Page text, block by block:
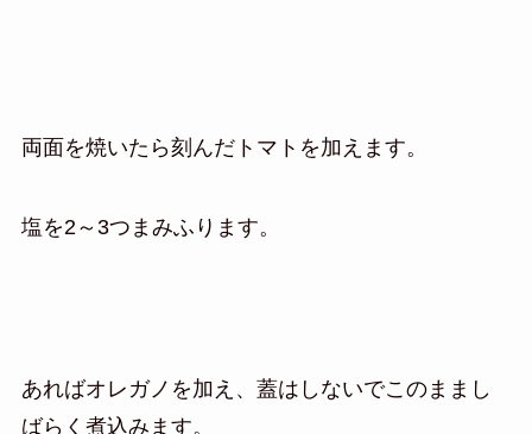
両面を焼いたら刻んだトマトを加えます。
塩を2～3つまみふります。
あればオレガノを加え、蓋はしないでこのままし
ばらく煮込みます。